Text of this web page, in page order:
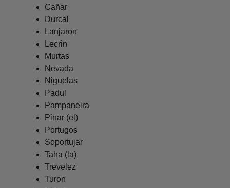
Cañar
Durcal
Lanjaron
Lecrin
Murtas
Nevada
Niguelas
Padul
Pampaneira
Pinar (el)
Portugos
Soportujar
Taha (la)
Trevelez
Turon